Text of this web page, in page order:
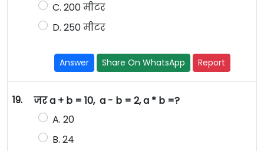
C. 200 मीटर
D. 250 मीटर
Answer Share On WhatsApp Report
19.
जर a + b = 10, a - b = 2, a * b =?
A. 20
B. 24